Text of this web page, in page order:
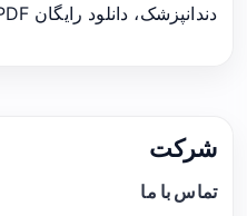
دندانپزشک، دانلود رایگان PDF کتاب‌های پزشکی.
شرکت
تماس با ما